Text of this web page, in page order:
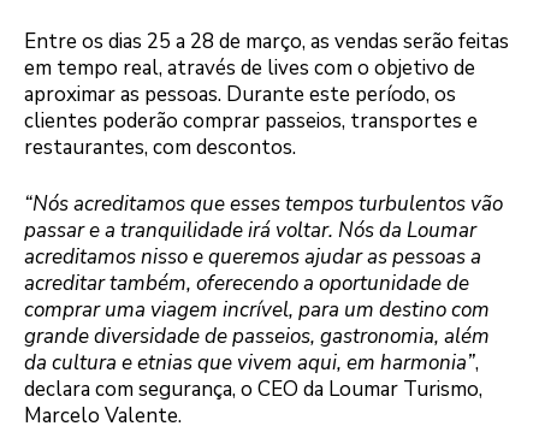
Entre os dias 25 a 28 de março, as vendas serão feitas
em tempo real, através de lives com o objetivo de
aproximar as pessoas. Durante este período, os
clientes poderão comprar passeios, transportes e
restaurantes, com descontos.
“Nós acreditamos que esses tempos turbulentos vão
passar e a tranquilidade irá voltar. Nós da Loumar
acreditamos nisso e queremos ajudar as pessoas a
acreditar também, oferecendo a oportunidade de
comprar uma viagem incrível, para um destino com
grande diversidade de passeios, gastronomia, além
da cultura e etnias que vivem aqui, em harmonia”,
declara com segurança, o CEO da Loumar Turismo,
Marcelo Valente.